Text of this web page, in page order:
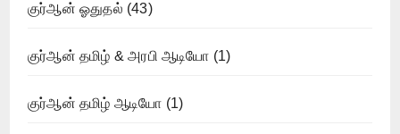
குர்ஆன் ஓதுதல் (43)
குர்ஆன் தமிழ் & அரபி ஆடியோ (1)
குர்ஆன் தமிழ் ஆடியோ (1)